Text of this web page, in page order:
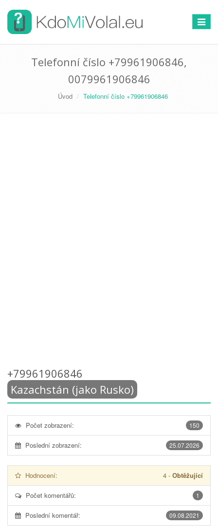
Telefonní číslo +79961906846,
0079961906846
Úvod Telefonní číslo +79961906846
+79961906846
Kazachstán (jako Rusko)
150
Počet zobrazení:
25.07.2026
Poslední zobrazení:
Hodnocení: 4 - Obtěžující
1
Počet komentářů:
09.08.2021
Poslední komentář: